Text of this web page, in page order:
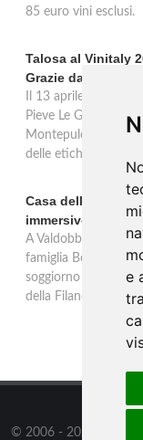
e
85 euro vini esclusi.
Talosa al Vinitaly
Grazie dal 2016 al
Il 13 aprile 2026 al
Pieve Le Grazie:
Montepulciano a 95
delle etichette
Casa dell'Artista:
immersivo tra
A Valdobbiadene,
famiglia Bortolomiol
soggiorno
della Filandetta Art
© 2006 - 2026